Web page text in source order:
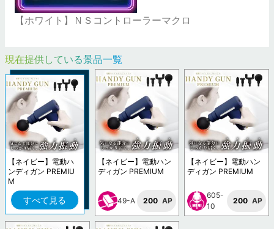
【ホワイト】ＮＳコントローラーマクロ
現在提供している景品一覧
【ネイビー】電動ハ
ンディガン PREMIU
M
すべて見る
【ネイビー】電動ハン
ディガン PREMIUM
49-A 200 AP
【ネイビー】電動ハン
ディガン PREMIUM
605-
10
200 AP